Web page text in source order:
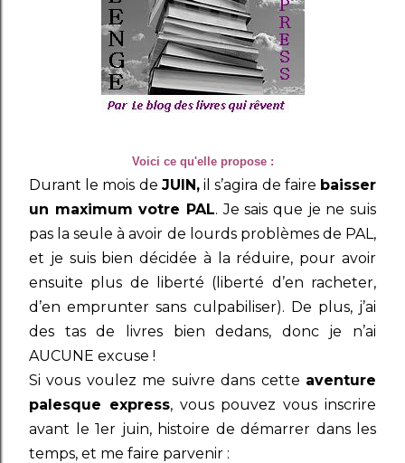
Voici ce qu'elle propose :
Durant le mois de JUIN,il s’agira de faire baisser
un maximum votre PAL. Je sais que je ne suis
pas la seule à avoir de lourds problèmes de PAL,
et je suis bien décidée à la réduire, pour avoir
ensuite plus de liberté (liberté d’en racheter,
d’en emprunter sans culpabiliser). De plus, j’ai
des tas de livres bien dedans, donc je n’ai
AUCUNE excuse !
Si vous voulez me suivre dans cette aventure
palesque express, vous pouvez vous inscrire
avant le 1er juin, histoire de démarrer dans les
temps, et me faire parvenir :